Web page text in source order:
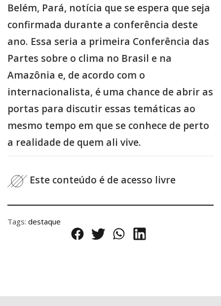
Belém, Pará, notícia que se espera que seja
confirmada durante a conferência deste
ano. Essa seria a primeira Conferência das
Partes sobre o clima no Brasil e na
Amazônia e, de acordo com o
internacionalista, é uma chance de abrir as
portas para discutir essas temáticas ao
mesmo tempo em que se conhece de perto
a realidade de quem ali vive.
Este conteúdo é de acesso livre
Tags: destaque